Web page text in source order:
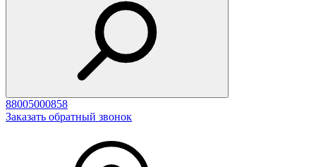
88005000858
Заказать обратный звонок